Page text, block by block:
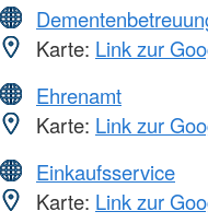
Karte: Link zur
Ehrenamt
Karte: Link zur
Einkaufsservice
Karte: Link zur